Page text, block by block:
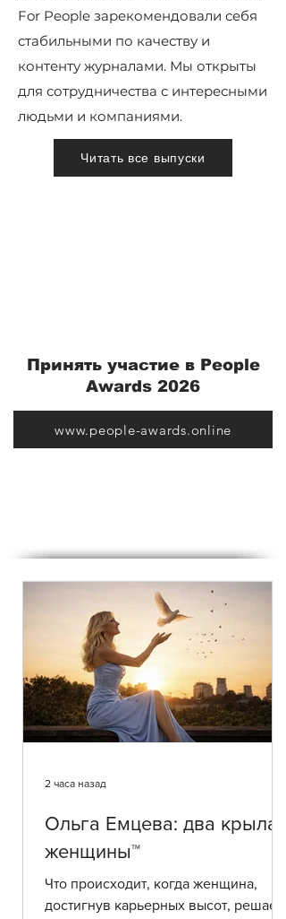
For People зарекомендовали себя
стабильными по качеству и
контенту журналами. Мы открыты
для сотрудничества с интересными
людьми и компаниями.
Читать все выпуски
Принять участие в People
Awards 2026
www.people-awards.online
Ольга Емцева: два крыла
женщины™
Что происходит, когда женщина,
достигнув карьерных высот, решает
2 часа назад